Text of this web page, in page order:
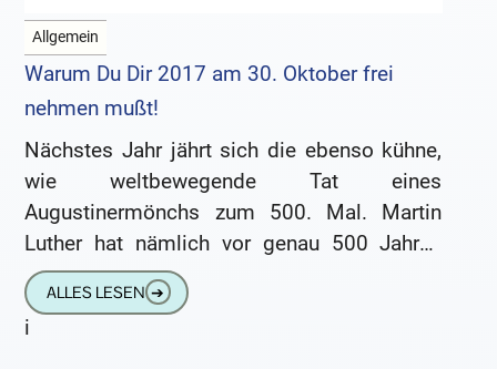
Allgemein
Warum Du Dir 2017 am 30. Oktober frei
nehmen mußt!
Nächstes Jahr jährt sich die ebenso kühne,
wie weltbewegende Tat eines
Augustinermönchs zum 500. Mal. Martin
Luther hat nämlich vor genau 500 Jahren
sein Thesenpapier an die Tür der
Schloßkirche
ALLES LESEN ➔
i